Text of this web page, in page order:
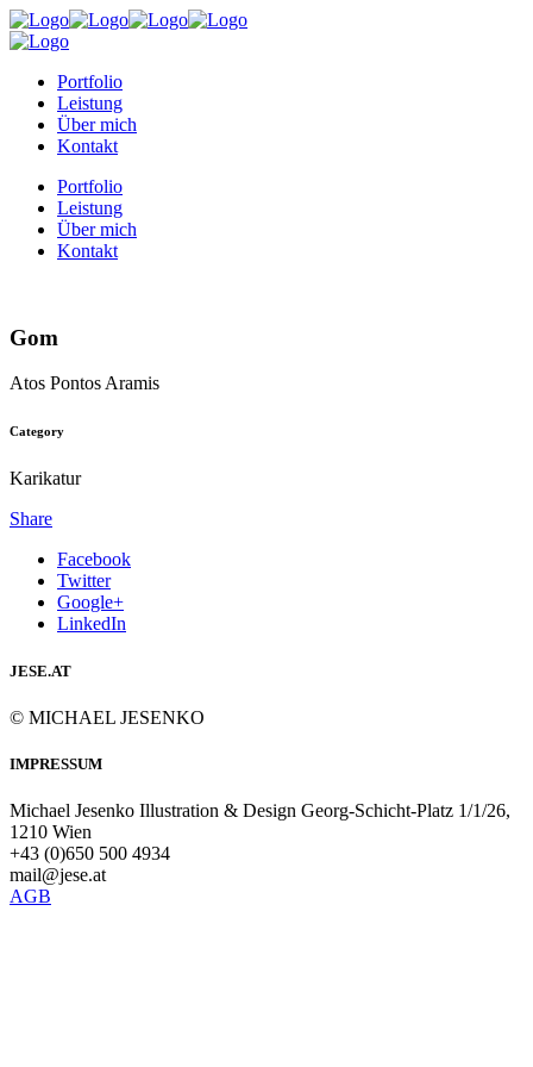
Portfolio
Leistung
Über mich
Kontakt
Portfolio
Leistung
Über mich
Kontakt
Gom
Atos Pontos Aramis
Category
Karikatur
Share
Facebook
Twitter
Google+
LinkedIn
JESE.AT
© MICHAEL JESENKO
IMPRESSUM
Michael Jesenko Illustration & Design Georg-Schicht-Platz 1/1/26,
1210 Wien
+43 (0)650 500 4934
mail@jese.at
AGB